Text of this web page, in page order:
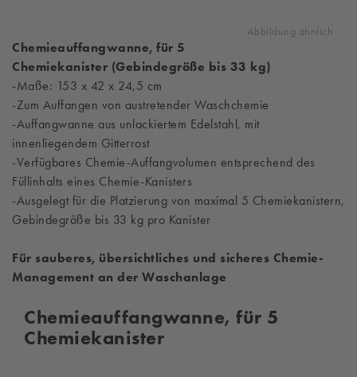
Abbildung ähnlich
Chemieauffangwanne, für 5
Chemiekanister (Gebindegröße bis 33 kg)
-Maße: 153 x 42 x 24,5 cm
-Zum Auffangen von austretender Waschchemie
-Auffangwanne aus unlackiertem Edelstahl, mit
innenliegendem Gitterrost
-Verfügbares Chemie-Auffangvolumen entsprechend des
Füllinhalts eines Chemie-Kanisters
-Ausgelegt für die Platzierung von maximal 5 Chemiekanistern,
Gebindegröße bis 33 kg pro Kanister
Für sauberes, übersichtliches und sicheres Chemie-
Management an der Waschanlage
Chemieauffangwanne, für 5
Chemiekanister